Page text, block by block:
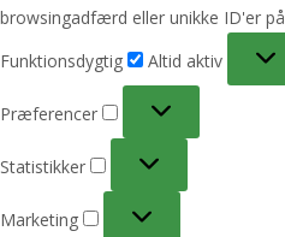
browsingadfærd eller unikke ID'er
Funktionsdygtig
Funktionsdygtig
Altid aktiv
Præferencer
Præferencer
Statistikker
Statistikker
Marketing
Marketing